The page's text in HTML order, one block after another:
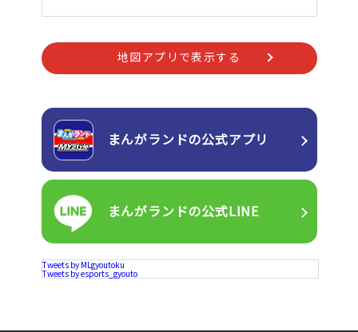
地図アプリで表示する
まんがランドの公式アプリ
まんがランドの公式LINE
Tweets by MLgyoutoku
Tweets by esports_gyouto